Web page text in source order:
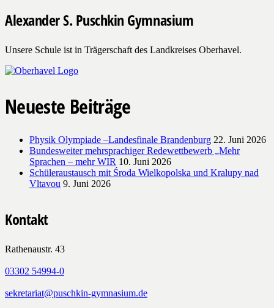
Alexander S. Puschkin Gymnasium
Unsere Schule ist in Trägerschaft des Landkreises Oberhavel.
Neueste Beiträge
Physik Olympiade –Landesfinale Brandenburg 22. Juni 2026
Bundesweiter mehrsprachiger Redewettbewerb „Mehr
Sprachen – mehr WIR 10. Juni 2026
Schüleraustausch mit Środa Wielkopolska und Kralupy nad
Vltavou 9. Juni 2026
Kontakt
Rathenaustr. 43
03302 54994-0
sekretariat@puschkin-gymnasium.de